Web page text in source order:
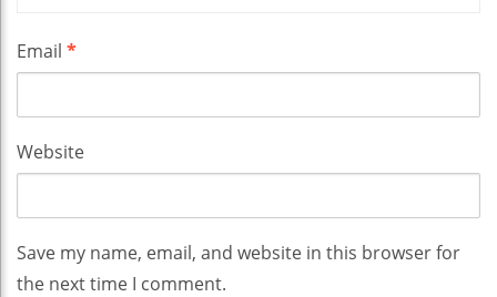
Email *
Website
Save my name, email, and website in this browser for
the next time I comment.